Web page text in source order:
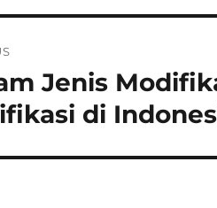
Jenis
di